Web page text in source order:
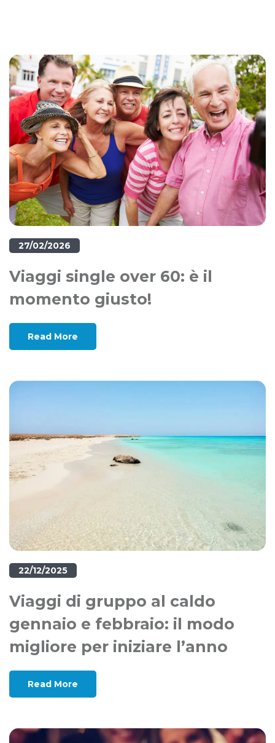
27/02/2026
Viaggi single over 60: è il
momento giusto!
Read More
22/12/2025
Viaggi di gruppo al caldo
gennaio e febbraio: il modo
migliore per iniziare l’anno
Read More